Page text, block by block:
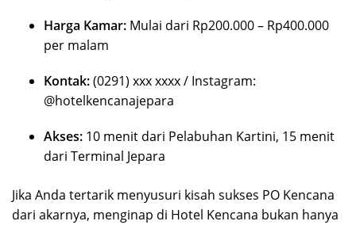
Harga Kamar: Mulai dari Rp200.000 – Rp400.000
per malam
Kontak:(0291) xxx xxxx / Instagram:
@hotelkencanajepara
Akses: 10 menit dari Pelabuhan Kartini, 15 menit
dari Terminal Jepara
Jika Anda tertarik menyusuri kisah sukses PO Kencana
dari akarnya, menginap di Hotel Kencana bukan hanya